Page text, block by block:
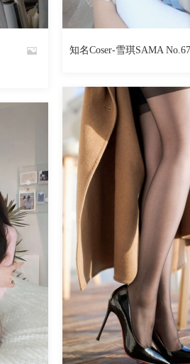
魅丝社
知名Coser-雪琪SAMA